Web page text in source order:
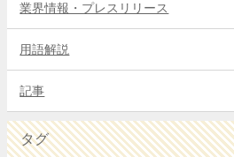
業界情報・プレスリリース
用語解説
記事
タグ